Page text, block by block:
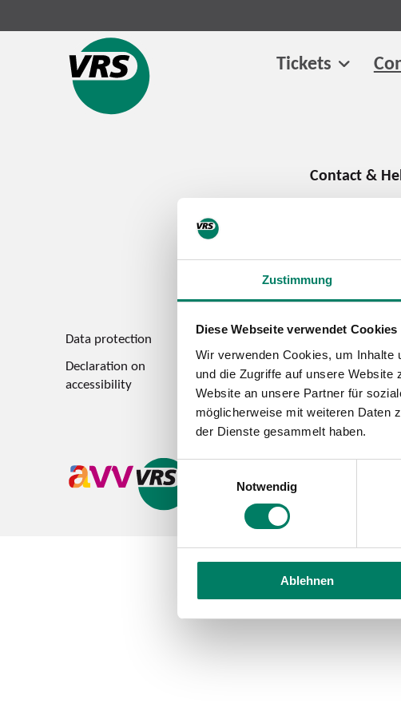
Zustimmung
Diese Webseite verwendet Cookies
Wir verwenden Cookies, um Inhalte
und die Zugriffe auf unsere
Website an unsere Partner für
möglicherweise mit weiteren Daten
der Dienste gesammelt haben.
Einwilligungsauswahl
Notwendig
Ablehnen
Tickets
Data protection Imprint
Declaration on
accessibility
Feedback on accessibility